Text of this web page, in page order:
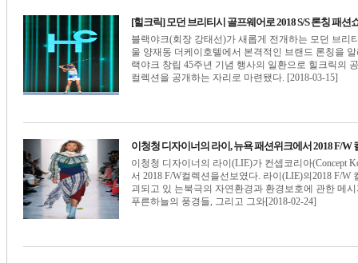
[힐크릭] 모던 브리티시 골프웨어로 2018 S/S 론칭 패션
블랙야크(회장 강태선)가 새롭게 전개하는 모던 브리
울 양재동 더케이호텔에서 본격적인 브랜드 론칭을
랙야크 창립 45주년 기념 행사의 일환으로 힐크릭의
컬렉션을 공개하는 자리로 마련됐다. [2018-03-15]
이청청 디자이너의 라이, 뉴욕 패션위크에서 2018 F/W
이청청 디자이너의 라이(LIE)가 컨셉코리아(Concept
서 2018 F/W컬렉션을선보였다. 라이(LIE)의2018 F/W
괴되고 있 는북극의 자연환경과 환경보호에 관한 메
푸른하늘의 풍경들, 그리고 그와[2018-02-24]